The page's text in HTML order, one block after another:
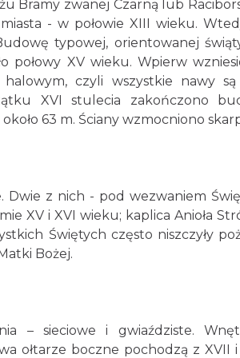
Bramy zwanej Czarną lub
- w połowie XIII wieku.
typowej, orientowanej
połowy XV wieku. Wpierw
czyli wszystkie nawy
XVI stulecia zakończono
63 m. Ściany wzmocniono
z nich - pod wezwaniem
XV i XVI wieku; kaplica Anioła
Świętych często niszczyły
Bożej.
– sieciowe i gwiaździste.
ołtarze boczne pochodzą z XVII